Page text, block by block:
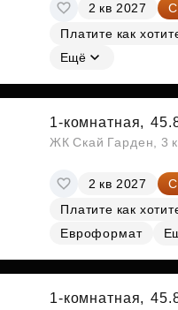
2 кв 2027
Платите как
Ещё
1-комнатная,
ЖК Скай Гарден, 3
2 кв 2027
Платите как
Евроформат
1-комнатная,